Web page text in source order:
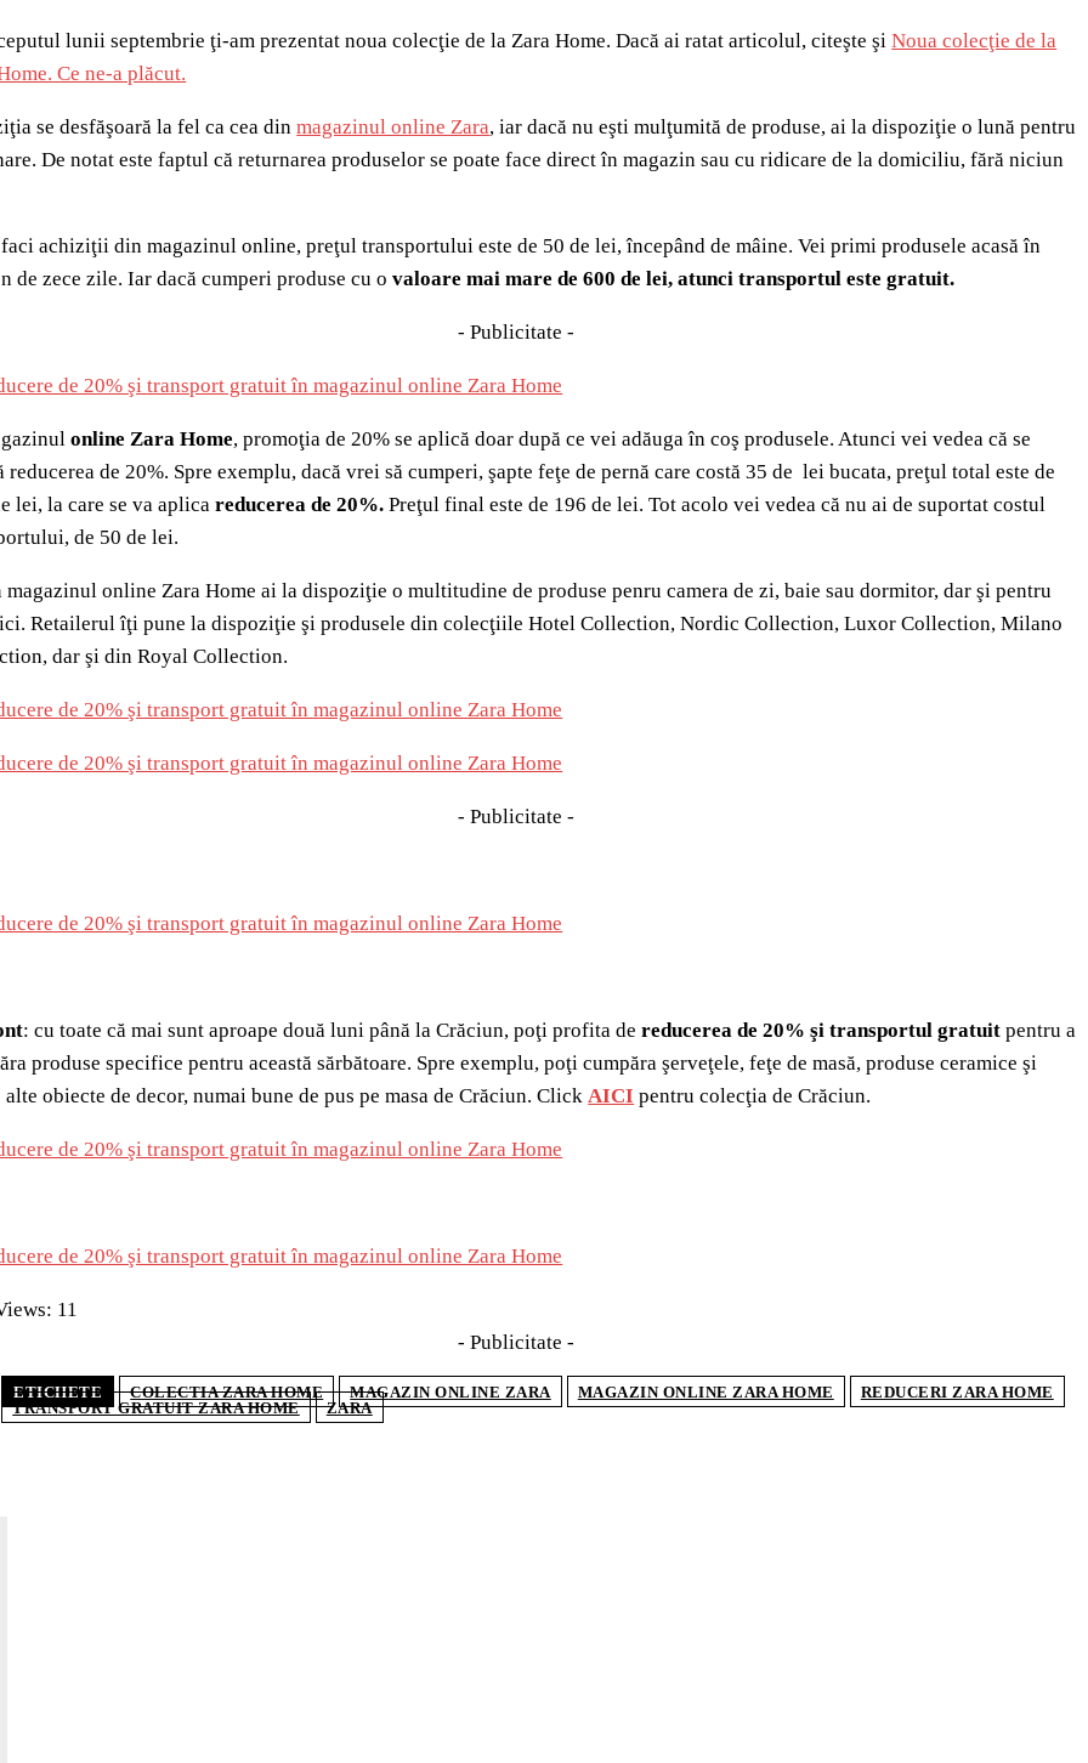
lunii septembrie ţi-am prezentat noua colecţie de la Zara Home. Dacă ai ratat articolul, citeşte şiNoua colecţie de la
Ce ne-a plăcut.
se desfăşoară la fel ca cea dinmagazinul online Zara, iar dacă nu eşti mulţumită de produse, ai la dispoziţie o lună pentru
De notat este faptul că returnarea produselor se poate face direct în magazin sau cu ridicare de la domiciliu, fără niciun
achiziţii din magazinul online, preţul transportului este de 50 de lei, începând de mâine. Vei primi produsele acasă în
de zece zile. Iar dacă cumperi produse cu o valoare mai mare de 600 de lei, atunci transportul este gratuit.
- Publicitate -
online Zara Home, promoţia de 20% se aplică doar după ce vei adăuga în coş produsele. Atunci vei vedea că se
reducerea de 20%. Spre exemplu, dacă vrei să cumperi, şapte feţe de pernă care costă 35 de lei bucata, preţul total este de
lei, la care se va aplicareducerea de 20%. Preţul final este de 196 de lei. Tot acolo vei vedea că nu ai de suportat costul
de 50 de lei.
magazinul online Zara Home ai la dispoziţie o multitudine de produse penru camera de zi, baie sau dormitor, dar şi pentru
Retailerul îţi pune la dispoziţie şi produsele din colecţiile Hotel Collection, Nordic Collection, Luxor Collection, Milano
dar şi din Royal Collection.
- Publicitate -
: cu toate că mai sunt aproape două luni până la Crăciun, poţi profita dereducerea de 20% şi transportul gratuit pentru a
produse specifice pentru această sărbătoare. Spre exemplu, poţi cumpăra şerveţele, feţe de masă, produse ceramice şi
alte obiecte de decor, numai bune de pus pe masa de Crăciun. ClickAICI pentru colecţia de Crăciun.
11
- Publicitate -
ETICHETE COLECTIA ZARA HOME MAGAZIN ONLINE ZARA MAGAZIN ONLINE ZARA HOME
REDUCERI ZARA HOME
TRANSPORT GRATUIT ZARA HOME
ZARA